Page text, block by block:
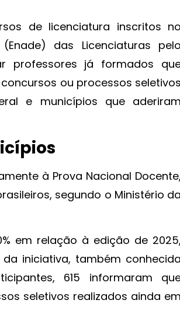
de licenciatura inscritos
das Licenciaturas
professores já formados
ou processos
e municípios que
à Prova Nacional
segundo o Ministério
em relação à edição de
iniciativa, também
615 informaram
seletivos realizados ainda